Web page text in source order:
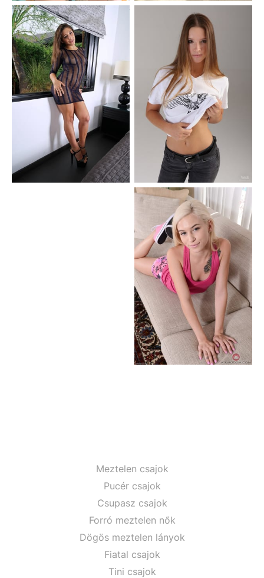
Meztelen csajok
Pucér csajok
Csupasz csajok
Forró meztelen nők
Dögös meztelen lányok
Fiatal csajok
Tini csajok